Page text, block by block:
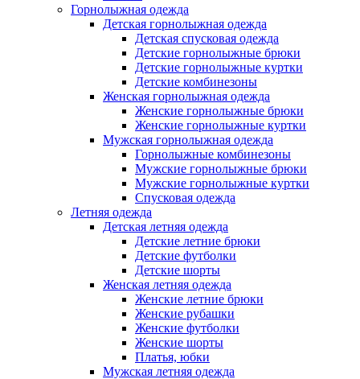
Горнолыжная одежда
Детская горнолыжная одежда
Детская спусковая одежда
Детские горнолыжные брюки
Детские горнолыжные куртки
Детские комбинезоны
Женская горнолыжная одежда
Женские горнолыжные брюки
Женские горнолыжные куртки
Мужская горнолыжная одежда
Горнолыжные комбинезоны
Мужские горнолыжные брюки
Мужские горнолыжные куртки
Спусковая одежда
Летняя одежда
Детская летняя одежда
Детские летние брюки
Детские футболки
Детские шорты
Женская летняя одежда
Женские летние брюки
Женские рубашки
Женские футболки
Женские шорты
Платья, юбки
Мужская летняя одежда